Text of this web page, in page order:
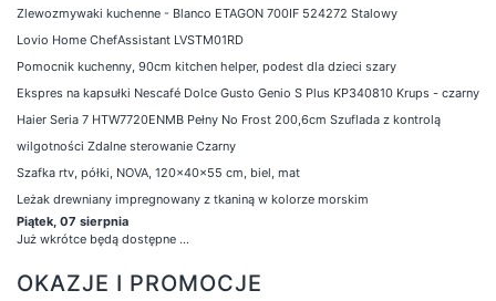
Zlewozmywaki kuchenne - Blanco ETAGON 700IF 524272 Stalowy
Lovio Home ChefAssistant LVSTM01RD
Pomocnik kuchenny, 90cm kitchen helper, podest dla dzieci szary
Ekspres na kapsułki Nescafé Dolce Gusto Genio S Plus KP340810 Krups - czarny
Haier Seria 7 HTW7720ENMB Pełny No Frost 200,6cm Szuflada z kontrolą
wilgotności Zdalne sterowanie Czarny
Szafka rtv, półki, NOVA, 120x40x55 cm, biel, mat
Leżak drewniany impregnowany z tkaniną w kolorze morskim
Piątek, 07 sierpnia
Już wkrótce będą dostępne ...
OKAZJE I PROMOCJE